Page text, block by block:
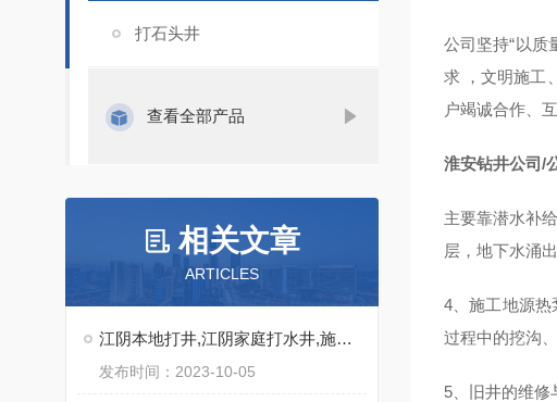
打石头井
查看全部产品
相关文章
ARTICLES
江阴本地打井,江阴家庭打水井,施工快
发布时间：2023-10-05
公司坚持“以质
求 ，文明施工
户竭诚合作、
淮安钻井公司/
主要靠潜水补
层，地下水涌
4、施工地源
过程中的挖沟
5、旧井的维修